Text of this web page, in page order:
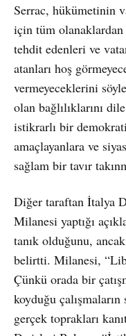
Serrac, hükümetinin
için tüm olanaklardan
tehdit edenleri ve
atanları hoş
vermeyeceklerini
olan bağlılıklarını
istikrarlı bir
amaçlayanlara ve
sağlam bir tavır
Diğer taraftan İtalya
Milanesi yaptığı
tanık olduğunu,
belirtti. Milanesi,
Çünkü orada bir
koyduğu
gerçek toprakları